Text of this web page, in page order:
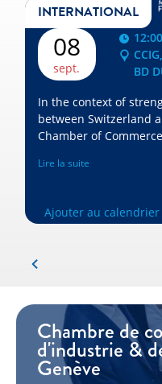
INTERNATIONAL
08
sept.
BD
In the context of
between Switzerland
Chamber of
Switzerland Global
Lire la suite
Ajouter au calendrier
Chambre de
d'industrie &
Genève